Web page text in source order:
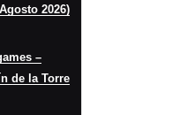
2026)
–
de la Torre